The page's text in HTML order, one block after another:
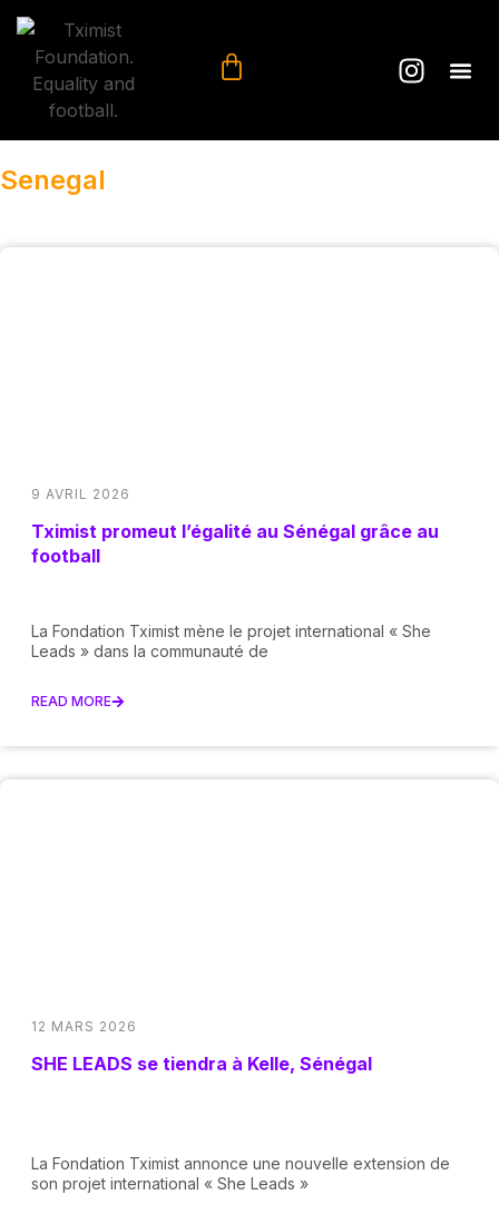
Senegal
9 AVRIL 2026
Tximist promeut l’égalité au Sénégal grâce au
football
La Fondation Tximist mène le projet international « She
Leads » dans la communauté de
READ MORE
12 MARS 2026
SHE LEADS se tiendra à Kelle, Sénégal
La Fondation Tximist annonce une nouvelle extension de
son projet international « She Leads »